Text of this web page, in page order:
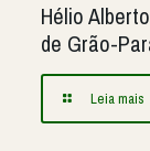
Hélio
de Grão-
Leia mais